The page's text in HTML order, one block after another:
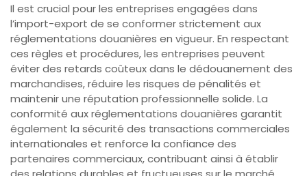
Il est crucial pour les entreprises engagées dans
l’import-export de se conformer strictement aux
réglementations douanières en vigueur. En respectant
ces règles et procédures, les entreprises peuvent
éviter des retards coûteux dans le dédouanement des
marchandises, réduire les risques de pénalités et
maintenir une réputation professionnelle solide. La
conformité aux réglementations douanières garantit
également la sécurité des transactions commerciales
internationales et renforce la confiance des
partenaires commerciaux, contribuant ainsi à établir